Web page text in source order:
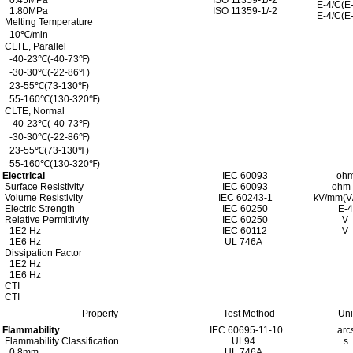
1.80MPa
Melting Temperature
10℃/min
CLTE, Parallel
-40-23℃(-40-73℉)
-30-30℃(-22-86℉)
23-55℃(73-130℉)
55-160℃(130-320℉)
CLTE, Normal
-40-23℃(-40-73℉)
-30-30℃(-22-86℉)
23-55℃(73-130℉)
55-160℃(130-320℉)
ISO 11359-1/-2
E-4/
E-4/
Electrical
Surface Resistivity
Volume Resistivity
Electric Strength
Relative Permittivity
1E2 Hz
1E6 Hz
Dissipation Factor
1E2 Hz
1E6 Hz
CTI
CTI
IEC 60093
IEC 60093
IEC 60243-1
IEC 60250
IEC 60250
IEC 60112
UL 746A
ohm
kV/
E-4
V
V
Property Test Method
Flammability
Flammability Classification
IEC 60695-11-10
UL94
s